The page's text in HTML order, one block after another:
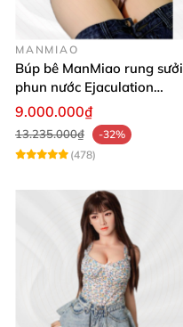
MANMIAO
Búp bê ManMiao rung sưởi
phun nước Ejaculation
Queen chuẩn
9.000.000₫
13.235.000₫
-32%
(478)